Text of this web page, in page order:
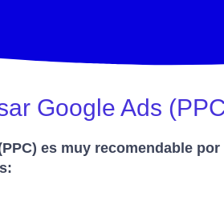
Google Ads
es muy recomendable por